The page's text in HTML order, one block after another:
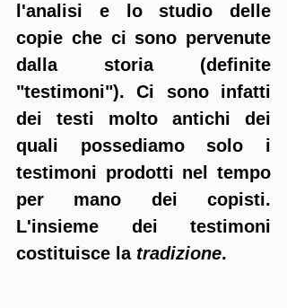
l'analisi e lo studio delle
copie che ci sono pervenute
dalla storia (definite
"testimoni"). Ci sono infatti
dei testi molto antichi dei
quali possediamo solo i
testimoni prodotti nel tempo
per mano dei copisti.
L'insieme dei testimoni
costituisce la tradizione.